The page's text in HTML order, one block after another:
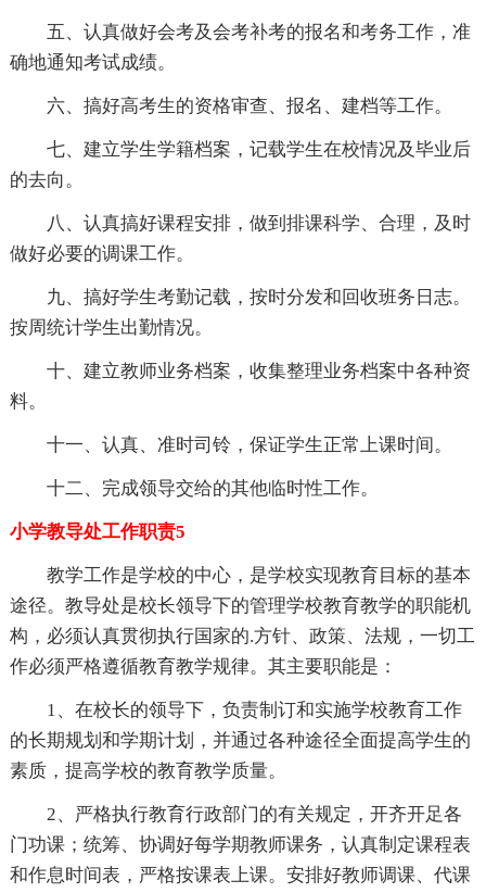
五、认真做好会考及会考补考的报名和考务工作，准
确地通知考试成绩。
六、搞好高考生的资格审查、报名、建档等工作。
七、建立学生学籍档案，记载学生在校情况及毕业后
的去向。
八、认真搞好课程安排，做到排课科学、合理，及时
做好必要的调课工作。
九、搞好学生考勤记载，按时分发和回收班务日志。
按周统计学生出勤情况。
十、建立教师业务档案，收集整理业务档案中各种资
料。
十一、认真、准时司铃，保证学生正常上课时间。
十二、完成领导交给的其他临时性工作。
小学教导处工作职责5
教学工作是学校的中心，是学校实现教育目标的基本
途径。教导处是校长领导下的管理学校教育教学的职能机
构，必须认真贯彻执行国家的.方针、政策、法规，一切工
作必须严格遵循教育教学规律。其主要职能是：
1、在校长的领导下，负责制订和实施学校教育工作
的长期规划和学期计划，并通过各种途径全面提高学生的
素质，提高学校的教育教学质量。
2、严格执行教育行政部门的有关规定，开齐开足各
门功课；统筹、协调好每学期教师课务，认真制定课程表
和作息时间表，严格按课表上课。安排好教师调课、代课